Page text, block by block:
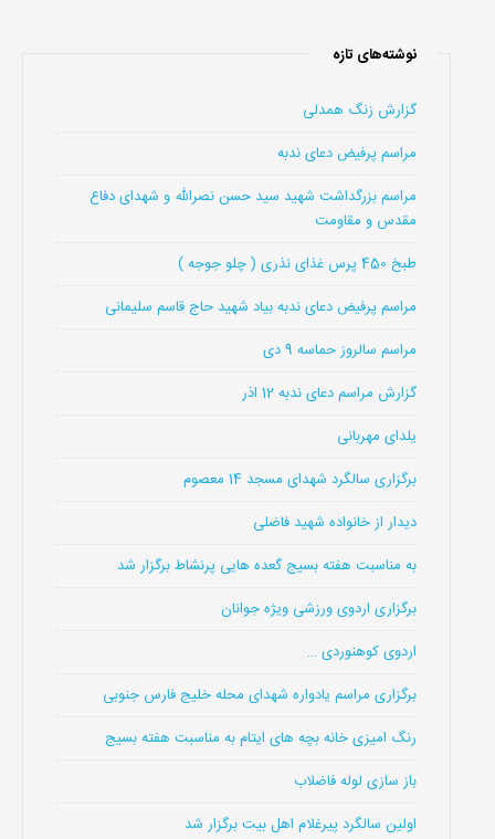
نوشته‌های تازه
گزارش زنگ همدلی
مراسم پرفیض دعای ندبه
مراسم بزرگداشت شهید سید حسن نصرالله و شهدای دفاع
مقدس و مقاومت
طبخ 450 پرس غذای نذری ( چلو جوجه )
مراسم پرفیض دعای ندبه بیاد شهید حاج قاسم سلیمانی
مراسم سالروز حماسه 9 دی
گزارش مراسم دعای ندبه 12 اذر
یلدای مهربانی
برگزاری سالگرد شهدای مسجد 14 معصوم
دیدار از خانواده شهید فاضلی
به مناسبت هفته بسیج گعده هایی پرنشاط برگزار شد
برگزاری اردوی ورزشی ویژه جوانان
اردوی کوهنوردی …
برگزاری مراسم یادواره شهدای محله خلیج فارس جنوبی
رنگ امیزی خانه بچه های ایتام به مناسبت هفته بسیج
باز سازی لوله فاضلاب
اولین سالگرد پیرغلام اهل بیت برگزار شد